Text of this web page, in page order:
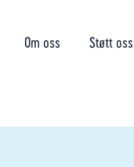
Om oss Støtt oss